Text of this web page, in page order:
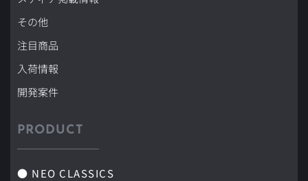
その他
注目商品
入荷情報
開発案件
PRODUCT
● NEO CLASSICS